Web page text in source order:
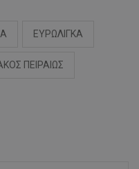
ΕΥΡΩΛΙΓΚΑ
ΠΕΙΡΑΙΩΣ